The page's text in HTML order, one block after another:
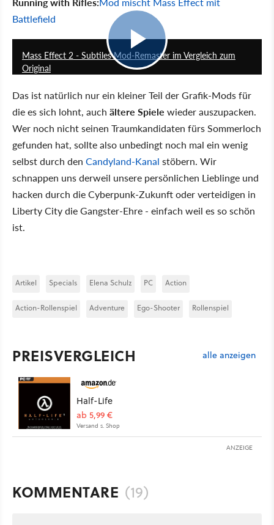
Battlefield
Mass Effect 2 - Subtiles Mod-Remaster im Vergleich zum
Original
Das ist natürlich nur ein kleiner Teil der Grafik-Mods für
die es sich lohnt, auch ältere Spiele wieder auszupacken.
Wer noch nicht seinen Traumkandidaten fürs Sommerloch
gefunden hat, sollte also unbedingt noch mal ein wenig
selbst durch den Candyland-Kanal stöbern. Wir
schnappen uns derweil unsere persönlichen Lieblinge und
hacken durch die Cyberpunk-Zukunft oder verteidigen in
Liberty City die Gangster-Ehre - einfach weil es so schön
ist.
Artikel Specials Elena Schulz PC Action
Action-Rollenspiel Adventure Ego-Shooter Rollenspiel
PREISVERGLEICH alle anzeigen
Half-Life
ab 5,99 €
Versand s. Shop
ANZEIGE
KOMMENTARE (19)